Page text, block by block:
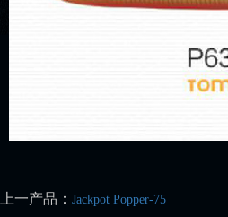
上一产品： Jackpot Popper-75